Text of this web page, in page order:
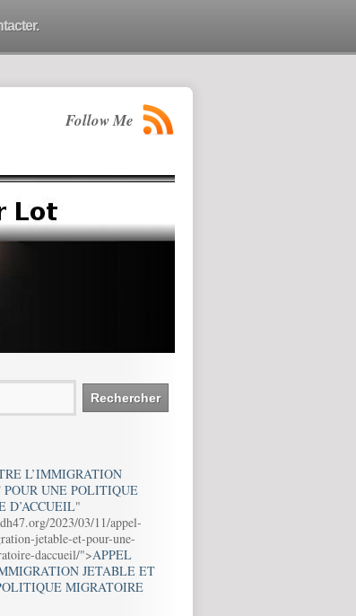
Follow Me
L’IMMIGRATION
UNE POLITIQUE
D’ACCUEIL"
2023/03/11/appel-
jetable-et-pour-une-
daccueil/">APPEL
JETABLE ET
MIGRATOIRE